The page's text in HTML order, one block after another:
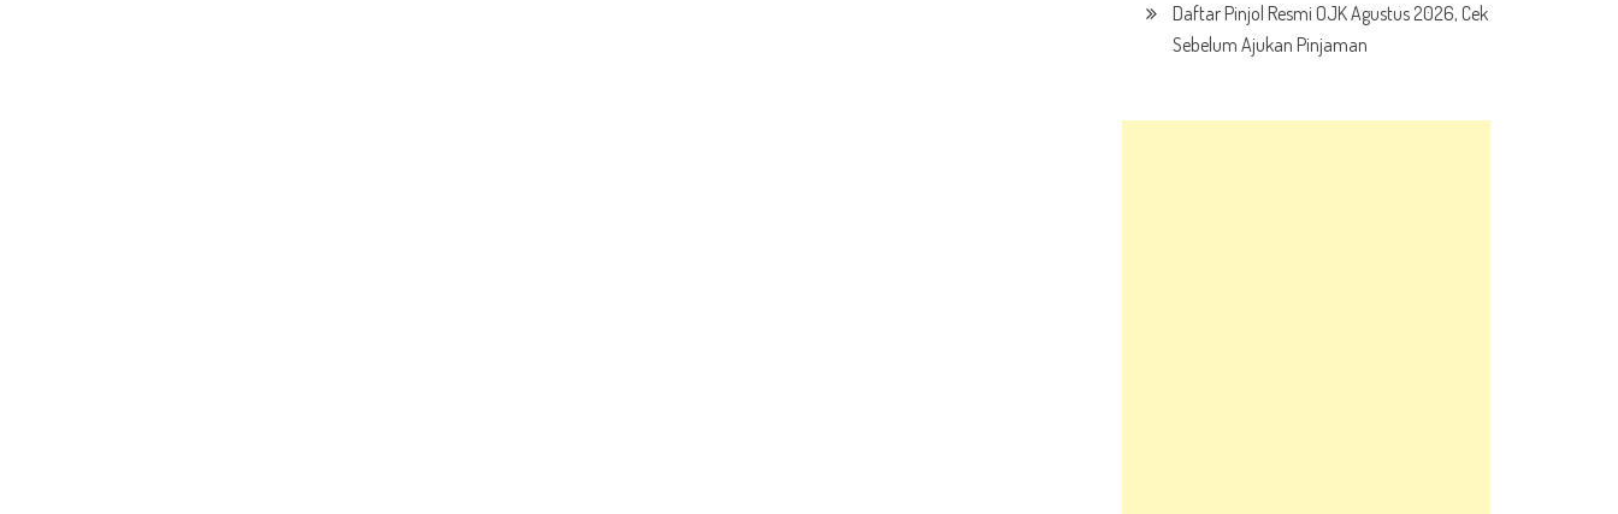
Daftar Pinjol Resmi OJK Agustus 2026, Cek
Sebelum Ajukan Pinjaman